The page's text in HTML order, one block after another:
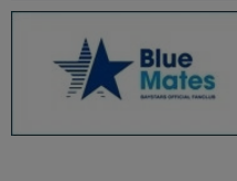
2025.05 (9)
2025.04 (9)
2025.03 (9)